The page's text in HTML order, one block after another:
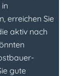
erreichen Sie
aktiv nach
gute